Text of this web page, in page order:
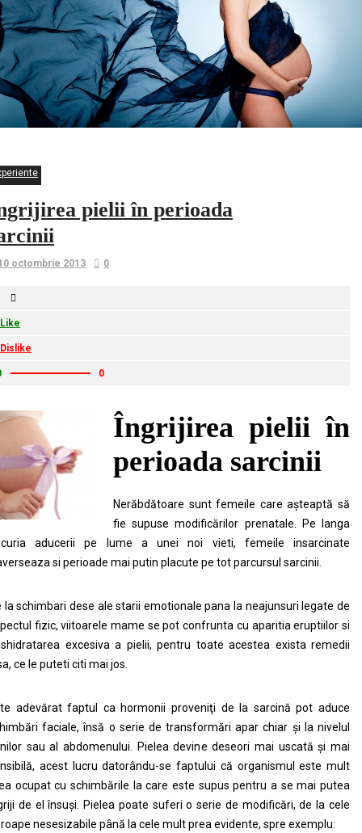
pielii în perioada
octombrie 2013 0
Like
Dislike
0
Îngrijirea pielii în
perioada sarcinii
Nerăbdătoare sunt femeile care aşteaptă să
fie supuse modificărilor prenatale. Pe langa
aducerii pe lume a unei noi vieti, femeile insarcinate
si perioade mai putin placute pe tot parcursul sarcinii.
la schimbari dese ale starii emotionale pana la neajunsuri legate de
fizic, viitoarele mame se pot confrunta cu aparitia eruptiilor si
excesiva a pielii, pentru toate acestea exista remedii
ce le puteti citi mai jos.
adevărat faptul ca hormonii proveniţi de la sarcină pot aduce
faciale, însă o serie de transformări apar chiar şi la nivelul
sau al abdomenului. Pielea devine deseori mai uscată şi mai
acest lucru datorându-se faptului că organismul este mult
ocupat cu schimbările la care este supus pentru a se mai putea
de el însuşi. Pielea poate suferi o serie de modificări, de la cele
nesesizabile până la cele mult prea evidente, spre exemplu: